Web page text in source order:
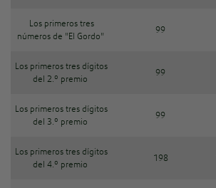
Los primeros tres
números de "El Gordo"
99
Los primeros tres dígitos
del 2.º premio
99
Los primeros tres dígitos
del 3.º premio
99
Los primeros tres dígitos
del 4.º premio
198